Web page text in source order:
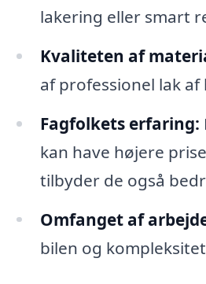
lakering eller smart
Kvaliteten af
af professionel lak af
Fagfolkets erfaring:
kan have højere
tilbyder de også
Omfanget af
bilen og